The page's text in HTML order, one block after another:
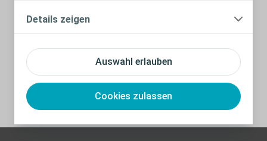
Auswahl erlauben
Cookies zulassen
Details zeigen
Nutzen Sie diese Checkliste, um kein Zubehör zu
vergessen.